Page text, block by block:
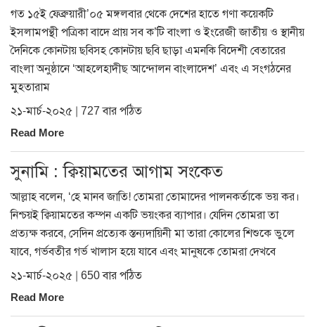
গত ১৫ই ফেব্রুয়ারী’০৫ মঙ্গলবার থেকে দেশের হাতে গণা কয়েকটি
ইসলামপন্থী পত্রিকা বাদে প্রায় সব ক’টি বাংলা ও ইংরেজী জাতীয় ও স্থানীয়
দৈনিকে কোনটায় ছবিসহ কোনটায় ছবি ছাড়া এমনকি বিদেশী বেতারের
বাংলা অনুষ্ঠানে ‘আহলেহাদীছ আন্দোলন বাংলাদেশ’ এবং এ সংগঠনের
মুহতারাম
২১-মার্চ-২০২৫ | 727 বার পঠিত
Read More
সুনামি : ক্বিয়ামতের আগাম সংকেত
আল্লাহ বলেন, ‘হে মানব জাতি! তোমরা তোমাদের পালনকর্তাকে ভয় কর।
নিশ্চয়ই ক্বিয়ামতের কম্পন একটি ভয়ংকর ব্যাপার। যেদিন তোমরা তা
প্রত্যক্ষ করবে, সেদিন প্রত্যেক স্তন্যদায়িনী মা তারা কোলের শিশুকে ভুলে
যাবে, গর্ভবতীর গর্ভ খালাস হয়ে যাবে এবং মানুষকে তোমরা দেখবে
২১-মার্চ-২০২৫ | 650 বার পঠিত
Read More